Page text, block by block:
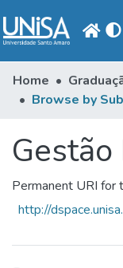
Communities &
Produção Docente
Periodicals
Home
Browse by
Permanent URI for
http://